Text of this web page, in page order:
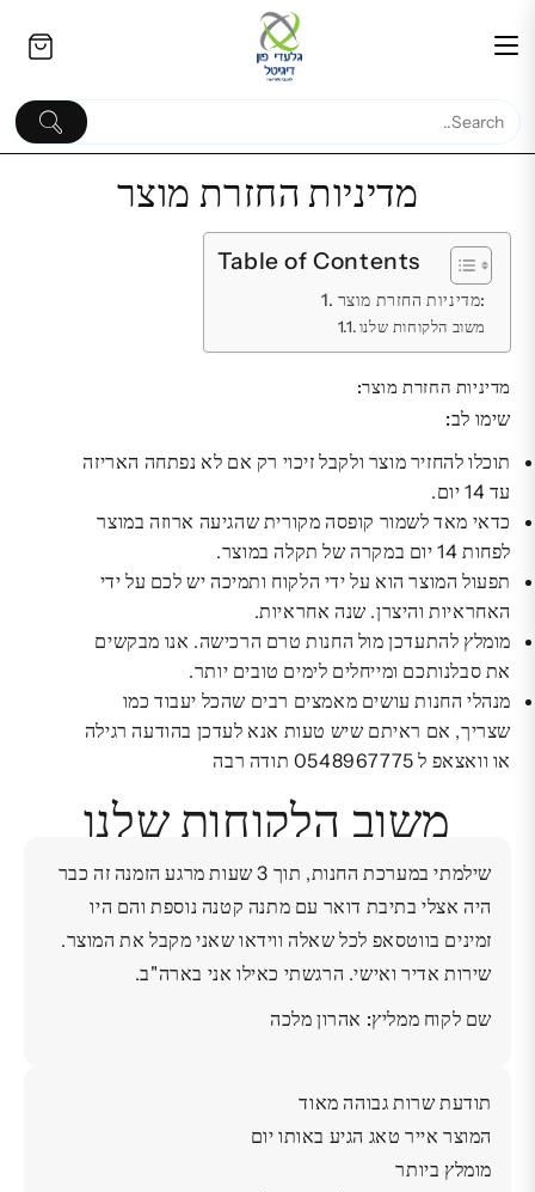
to
מדיניות החזרת מוצר
Table of Contents
מדיניות החזרת מוצר:
משוב הלקוחות שלנו
מדיניות החזרת מוצר:
שימו לב:
תוכלו להחזיר מוצר ולקבל זיכוי רק אם לא נפתחה האריזה
עד 14 יום.
כדאי מאד לשמור קופסה מקורית שהגיעה ארוזה במוצר
לפחות 14 יום במקרה של תקלה במוצר.
תפעול המוצר הוא על ידי הלקוח ותמיכה יש לכם על ידי
האחראיות והיצרן. שנה אחראיות.
מומלץ להתעדכן מול החנות טרם הרכישה. אנו מבקשים
את סבלנותכם ומייחלים לימים טובים יותר.
מנהלי החנות עושים מאמצים רבים שהכל יעבוד כמו
שצריך, אם ראיתם שיש טעות אנא לעדכן בהודעה רגילה
או וואצאפ ל 0548967775 תודה רבה
משוב הלקוחות שלנו
שילמתי במערכת החנות, תוך 3 שעות מרגע הזמנה זה כבר
היה אצלי בתיבת דואר עם מתנה קטנה נוספת והם היו
זמינים בווטסאפ לכל שאלה ווידאו שאני מקבל את המוצר.
שירות אדיר ואישי. הרגשתי כאילו אני בארה"ב.
שם לקוח ממליץ: אהרון מלכה
תודעת שרות גבוהה מאוד
המוצר אייר טאג הגיע באותו יום
מומלץ ביותר